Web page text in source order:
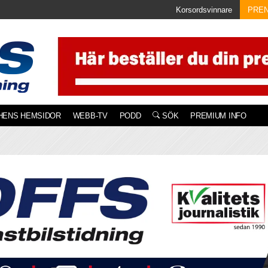
Korsordsvinnare
HEMSIDOR WEBB-TV PODD SÖK PREMIUM INFO